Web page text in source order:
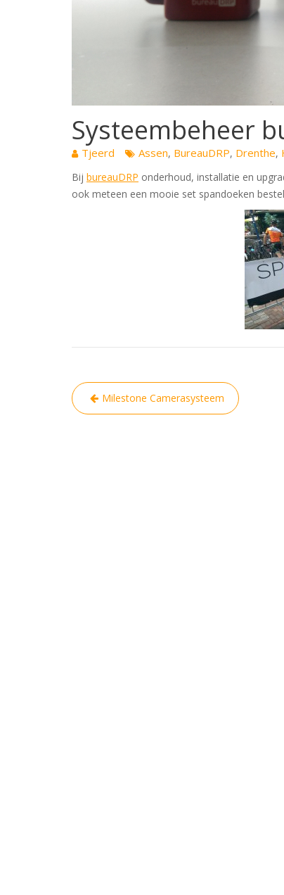
Systeembeheer
Tjeerd Assen, BureauDRP, Drenthe,
Bij bureauDRP onderhoud, installatie en
ook meteen een mooie set spandoeken
Bericht
navigatie
Milestone Camerasysteem